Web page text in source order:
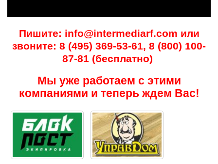
Пишите: info@intermediarf.com или
звоните: 8 (495) 369-53-61, 8 (800) 100-
87-81 (бесплатно)
Мы уже работаем с этими
компаниями и теперь ждем Вас!